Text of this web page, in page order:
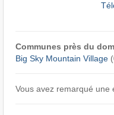
Communes près du
Big Sky Mountain Village
Vous avez remarqué une